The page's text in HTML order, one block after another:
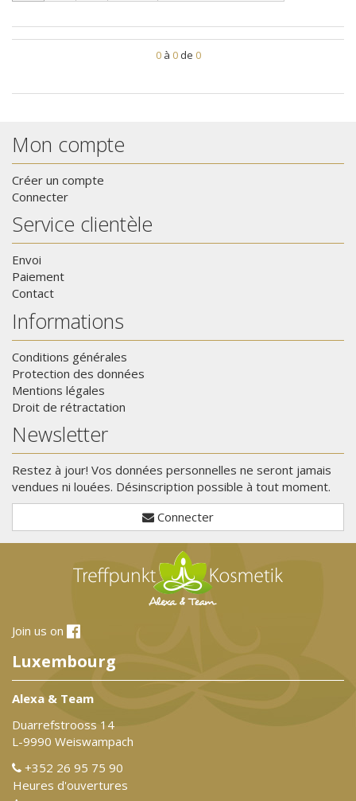
0 à 0 de 0
Mon compte
Créer un compte
Connecter
Service clientèle
Envoi
Paiement
Contact
Informations
Conditions générales
Protection des données
Mentions légales
Droit de rétractation
Newsletter
Restez à jour! Vos données personnelles ne seront jamais
vendues ni louées. Désinscription possible à tout moment.
Connecter
Join us on
Luxembourg
Alexa & Team
Duarrefstrooss 14
L-9990 Weiswampach
+352 26 95 75 90
Heures d'ouvertures